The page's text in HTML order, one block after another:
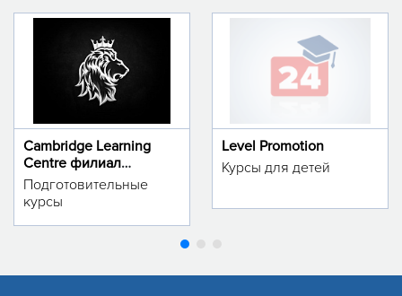
Cambridge Learning
Centre филиал
м.Тинчлик
Подготовительные
курсы
Level Promotion
Курсы для детей